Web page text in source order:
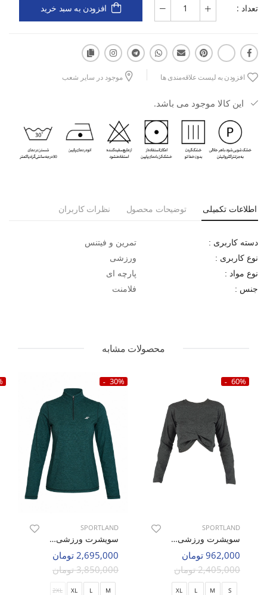
قیمت مناسب و خرید اقساطی هستید، مدل Veltrix W از برند اسپورتلند،
برآورده می‌کند. همین حالا می‌توانید آن را از فروشگاه اینترنتی اسپورتلند
سفارش دهید و با یک استایل راحت و حرفه‌ای، آماده‌ی هر تمرینی باشید.
تعداد : افزودن به سبد خرید
افزودن به لیست علاقه‌مندی ها موجود در سایر شعب
این کالا موجود می باشد.
اطلاعات تکمیلی توضیحات محصول نظرات کاربران
دسته کاربری : تمرین و فیتنس
نوع کاربری : ورزشی
نوع مواد : پارچه ای
جنس : فلامنت
محصولات مشابه
60%
SPORTLAND
سویشرت ورزشی زنانه اسپورتلند EnergiX W
962,000 تومان
2,405,000 تومان
S
M
L
XL
30%
SPORTLAND
سویشرت ورزشی زنانه اسپورتلند SHIFT Dynamic W
2,695,000 تومان
3,850,000 تومان
M
L
XL
2XL